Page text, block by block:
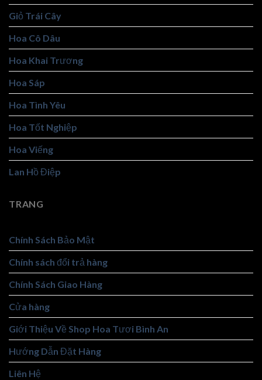
Giỏ Trái Cây
Hoa Cô Dâu
Hoa Khai Trương
Hoa Sáp
Hoa Tình Yêu
Hoa Tốt Nghiệp
Hoa Viếng
Lan Hồ Điệp
TRANG
Chính Sách Bảo Mật
Chính sách đổi trả hàng
Chính Sách Giao Hàng
Cửa hàng
Giới Thiệu Về Shop Hoa Tươi Bình An
Hướng Dẫn Đặt Hàng
Liên Hệ